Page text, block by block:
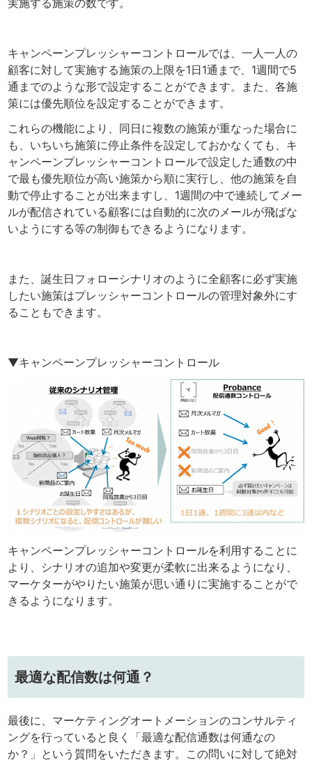
キャンペーンプレッシャーコントロールでは、一人一人の
顧客に対して実施する施策の上限を1日1通まで、1週間で5
通までのような形で設定することができます。また、各施
策には優先順位を設定することができます。
これらの機能により、同日に複数の施策が重なった場合に
も、いちいち施策に停止条件を設定しておかなくても、キ
ャンペーンプレッシャーコントロールで設定した通数の中
で最も優先順位が高い施策から順に実行し、他の施策を自
動で停止することが出来ますし、1週間の中で連続してメー
ルが配信されている顧客には自動的に次のメールが飛ばな
いようにする等の制御もできるようになります。
また、誕生日フォローシナリオのように全顧客に必ず実施
したい施策はプレッシャーコントロールの管理対象外にす
ることもできます。
▼キャンペーンプレッシャーコントロール
キャンペーンプレッシャーコントロールを利用することに
より、シナリオの追加や変更が柔軟に出来るようになり、
マーケターがやりたい施策が思い通りに実施することがで
きるようになります。
最適な配信数は何通？
最後に、マーケティングオートメーションのコンサルティ
ングを行っていると良く「最適な配信通数は何通なの
か？」という質問をいただきます。この問いに対して絶対